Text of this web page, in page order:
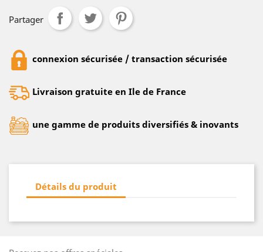
Partager
connexion sécurisée / transaction sécurisée
Livraison gratuite en Ile de France
une gamme de produits diversifiés & inovants
Détails du produit